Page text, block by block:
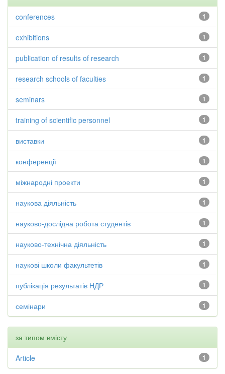
1
conferences
1
exhibitions
1
publication of results of research
1
research schools of faculties
1
seminars
1
training of scientific personnel
1
виставки
1
конференції
1
міжнародні проекти
1
наукова діяльність
1
науково-дослідна робота студентів
1
науково-технічна діяльність
1
наукові школи факультетів
1
публікація результатів НДР
1
семінари
за типом вмісту
1
Article